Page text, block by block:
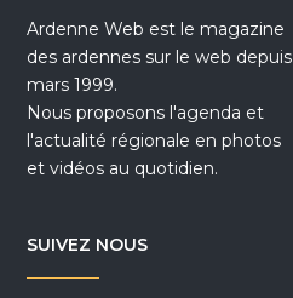
Ardenne Web est le magazine
des ardennes sur le web depuis
mars 1999.
Nous proposons l'agenda et
l'actualité régionale en photos
et vidéos au quotidien.
SUIVEZ NOUS